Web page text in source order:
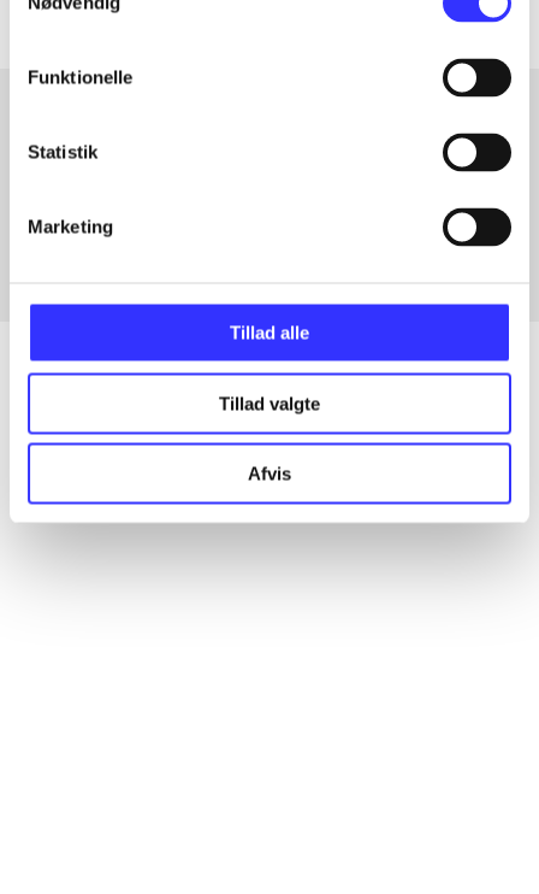
Funktionelle
Statistik
Marketing
Tillad alle
Tillad valgte
Afvis
Artikler med samme emner
Artikler
Alle registrerede artikler fordelt på udgivelser